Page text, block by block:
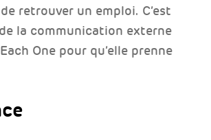
retrouver un emploi. C’est
la communication externe
One pour qu’elle prenne